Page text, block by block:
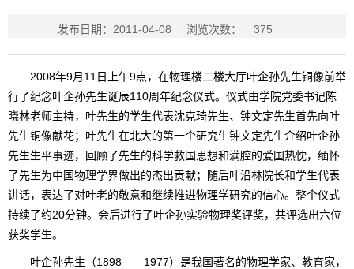
发布日期：2011-04-08 浏览次数： 375
2008年9月11日上午9点，在物理楼二楼大厅叶企孙先生铜像前举
行了纪念叶企孙先生诞辰110周年纪念仪式。仪式由学院党委书记陈
晓林老师主持，叶先生的学生代表沈克琦先生、钟文定先生首先向叶
先生铜像献花；叶先生在北大的第一个研究生钟文定先生介绍叶企孙
先生生平事迹，回顾了先生的科学救国思想和满腔的爱国热忱，缅怀
了先生为中国物理学界做出的杰出贡献；随后叶沿林院长和学生代表
讲话，表达了对叶老的敬意和继续推进物理学研究的信心。整个仪式
持续了约20分钟。会后进行了叶企孙实验物理奖评奖，共评选出六位
获奖学生。
叶企孙先生（1898——1977）是我国著名的物理学家、教育家，